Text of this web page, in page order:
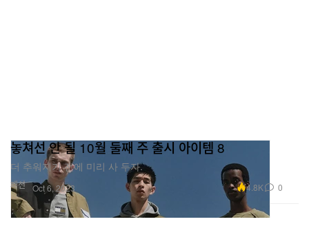
패션
놓쳐선 안 될 10월 둘째 주 출시 아이템 8
더 추워지기 전에 미리 사 두자.
Oct 6, 2023 4.8K 0